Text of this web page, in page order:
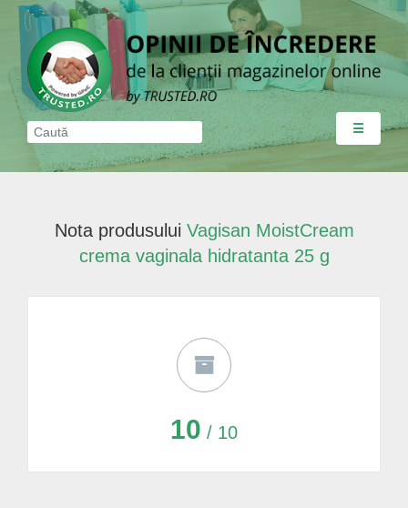
☰
Nota produsului Vagisan MoistCream
crema vaginala hidratanta 25 g
10 / 10